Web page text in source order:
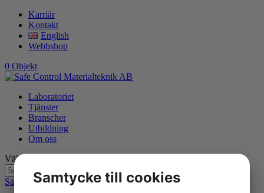
Karriär
Kontakt
English
Webbshop
0 Objekt
Laboratoriet
Tjänster
Branscher
Utbildning
Om oss
Välj en sida
Safe Control Materialteknik AB 9Branscher9blurb-petrokemi
Samtycke till cookies